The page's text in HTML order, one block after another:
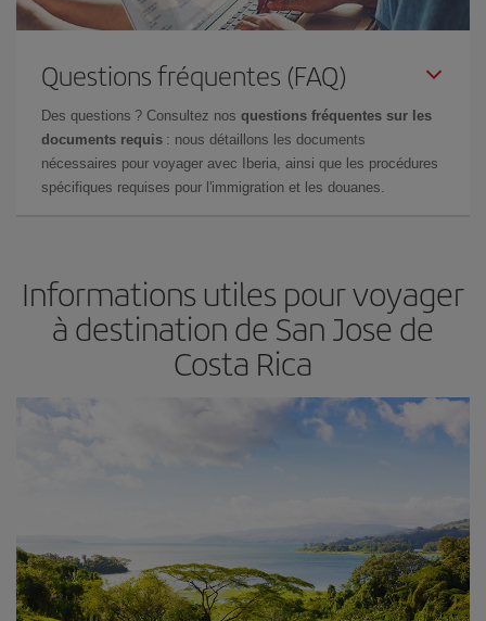
Questions fréquentes (FAQ)
Des questions ? Consultez nos questions fréquentes sur les
documents requis : nous détaillons les documents
nécessaires pour voyager avec Iberia, ainsi que les procédures
spécifiques requises pour l'immigration et les douanes.
Informations utiles pour voyager
à destination de San Jose de
Costa Rica